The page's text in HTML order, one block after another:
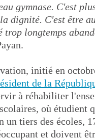
gymnase. C'est
dignité. C'est être
trop longtemps
initié en
de la
à réhabiliter
où étudient
un tiers des écoles,
et doivent